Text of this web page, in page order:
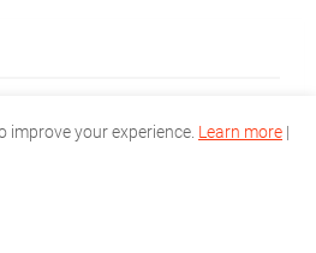
dulu di QUESEARCH, karena
sudah kita jawab, dirangkum di situ
improve your experience. Learn more |